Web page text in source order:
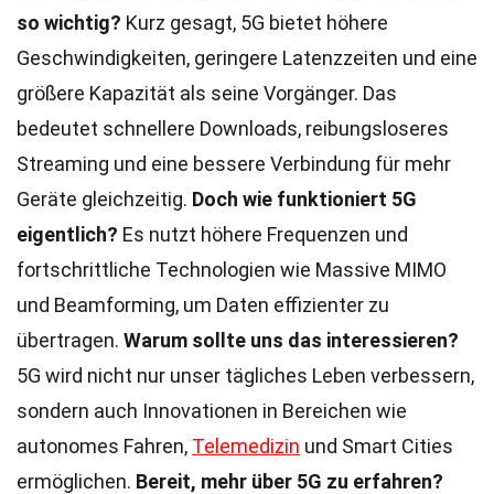
so wichtig? Kurz gesagt, 5G bietet höhere
Geschwindigkeiten, geringere Latenzzeiten und eine
größere Kapazität als seine Vorgänger. Das
bedeutet schnellere Downloads, reibungsloseres
Streaming und eine bessere Verbindung für mehr
Geräte gleichzeitig. Doch wie funktioniert 5G
eigentlich? Es nutzt höhere Frequenzen und
fortschrittliche Technologien wie Massive MIMO
und Beamforming, um Daten effizienter zu
übertragen. Warum sollte uns das interessieren?
5G wird nicht nur unser tägliches Leben verbessern,
sondern auch Innovationen in Bereichen wie
autonomes Fahren, Telemedizin und Smart Cities
ermöglichen. Bereit, mehr über 5G zu erfahren?